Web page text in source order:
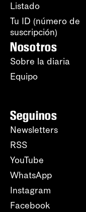
Listado
Tu ID (número de
suscripción)
Nosotros
Sobre la diaria
Equipo
Seguinos
Newsletters
RSS
YouTube
WhatsApp
Instagram
Facebook